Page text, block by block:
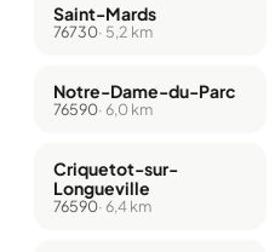
Saint-Mards
76730· 5,2 km
Notre-Dame-du-Parc
76590· 6,0 km
Criquetot-sur-
Longueville
76590· 6,4 km